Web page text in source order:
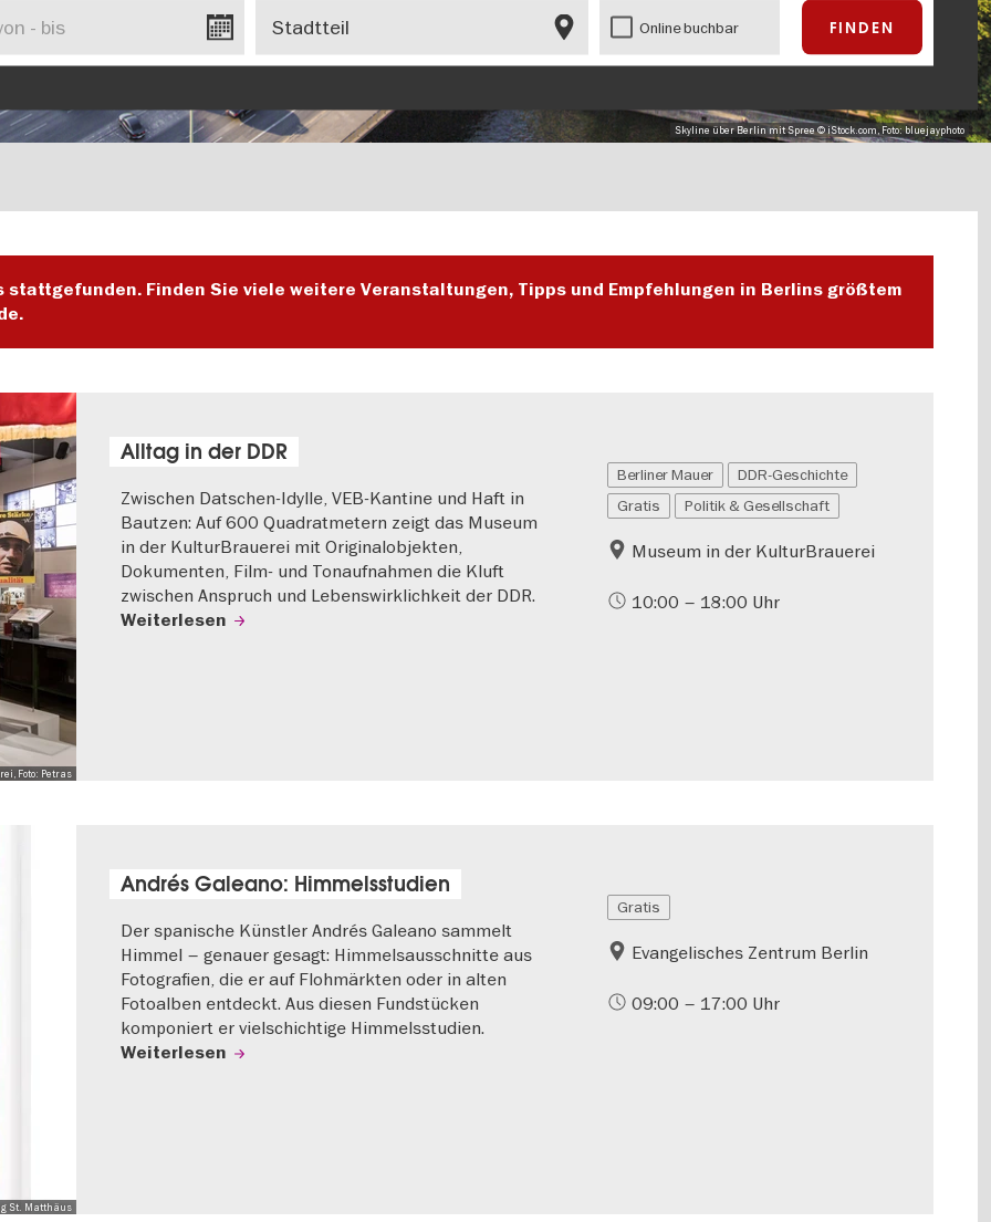
Skyline über Berlin mit Spree © iStock.com, Foto: bluejayphoto
Online buchbar
Finden Sie viele weitere Veranstaltungen, Tipps und Empfehlungen in Berlins größtem
Foto: Petras
Alltag in der DDR
Zwischen Datschen-Idylle, VEB-Kantine und Haft in
Bautzen: Auf 600 Quadratmetern zeigt das Museum
in der KulturBrauerei mit Originalobjekten,
Dokumenten, Film- und Tonaufnahmen die Kluft
zwischen Anspruch und Lebenswirklichkeit der DDR.
Weiterlesen
Berliner Mauer
DDR-Geschichte
Gratis
Politik & Gesellschaft
Museum in der KulturBrauerei
10:00 – 18:00 Uhr
St. Matthäus
Andrés Galeano: Himmelsstudien
Der spanische Künstler Andrés Galeano sammelt
Himmel – genauer gesagt: Himmelsausschnitte aus
Fotografien, die er auf Flohmärkten oder in alten
Fotoalben entdeckt. Aus diesen Fundstücken
komponiert er vielschichtige Himmelsstudien.
Weiterlesen
Gratis
Evangelisches Zentrum Berlin
09:00 – 17:00 Uhr